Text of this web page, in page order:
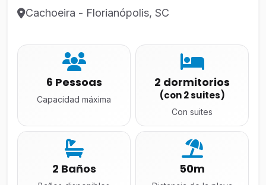
Cachoeira - Florianópolis, SC
6 Pessoas
Capacidad máxima
2 dormitorios
(con 2 suites)
Con suites
2 Baños 50m